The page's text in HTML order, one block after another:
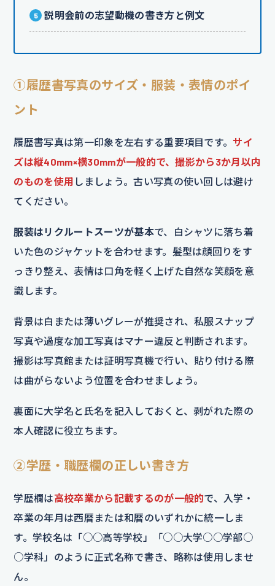
説明会前の志望動機の書き方と例文
①履歴書写真のサイズ・服装・表情のポイ
ント
履歴書写真は第一印象を左右する重要項目です。 サイ
ズは縦40mm×横30mmが一般的で、撮影から3か月以内
のものを使用 しましょう。古い写真の使い回しは避け
てください。
服装はリクルートスーツが基本で、白シャツに落ち着
いた色のジャケットを合わせます。髪型は顔回りをす
っきり整え、表情は口角を軽く上げた自然な笑顔を意
識します。
背景は白または薄いグレーが推奨され、私服スナップ
写真や過度な加工写真はマナー違反と判断されます。
撮影は写真館または証明写真機で行い、貼り付ける際
は曲がらないよう位置を合わせましょう。
裏面に大学名と氏名を記入しておくと、剥がれた際の
本人確認に役立ちます。
②学歴・職歴欄の正しい書き方
学歴欄は高校卒業から記載するのが一般的で、入学・
卒業の年月は西暦または和暦のいずれかに統一しま
す。学校名は「○○高等学校」「○○大学○○学部○
○学科」のように正式名称で書き、略称は使用しませ
ん。